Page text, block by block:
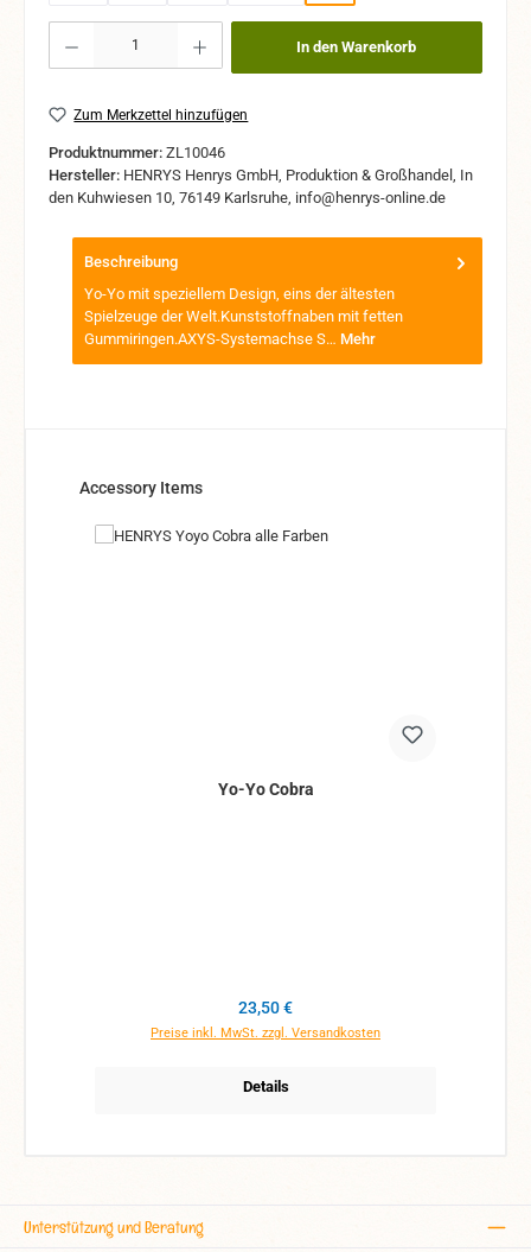
In den Warenkorb
Zum Merkzettel hinzufügen
Produktnummer: ZL10046
Hersteller: HENRYS Henrys GmbH, Produktion & Großhandel, In
den Kuhwiesen 10, 76149 Karlsruhe, info@henrys-online.de
Beschreibung
Yo-Yo mit speziellem Design, eins der ältesten
Spielzeuge der Welt.Kunststoffnaben mit fetten
Gummiringen.AXYS-Systemachse S… Mehr
Produktgalerie überspringen
Accessory Items
Yo-Yo Cobra
Regulärer Preis:
23,50 €
Preise inkl. MwSt. zzgl. Versandkosten
Details
Unterstützung und Beratung